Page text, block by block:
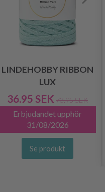
LINDEHOBBY RIBBON
LUX
36.95 SEK 73.95 SEK
Erbjudandet upphör
31/08/2026
Se produkt